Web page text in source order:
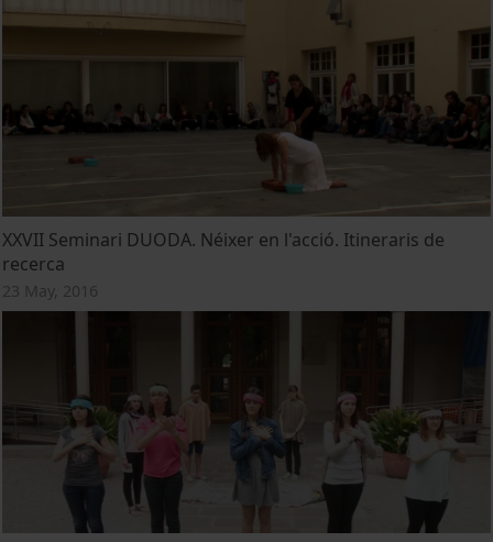
XXVII Seminari DUODA. Néixer en l'acció. Itineraris de
recerca
23 May, 2016